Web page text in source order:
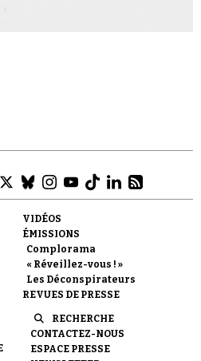
VIDÉOS
ÉMISSIONS
Complorama
« Réveillez-vous ! »
Les Déconspirateurs
REVUES DE PRESSE
RECHERCHE
CONTACTEZ-NOUS
ESPACE PRESSE